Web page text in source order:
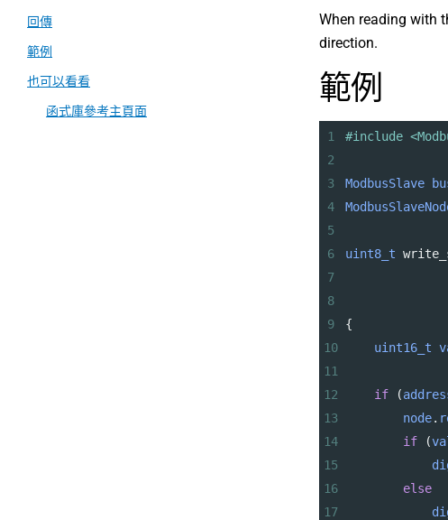
回傳
範例
也可以看看
函式庫參考主頁面
When reading with
direction.
範例
1
#include
2
3
ModbusSlave
4
5
6
uint8_t
7
8
9
{
10
uint16_t
11
12
if (
13
node.
14
if (
15
16
else
17